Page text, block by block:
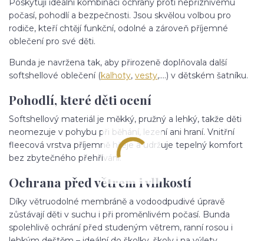
Poskytují ideální kombinaci ochrany proti nepříznivému
počasí, pohodlí a bezpečnosti. Jsou skvělou volbou pro
rodiče, kteří chtějí funkční, odolné a zároveň příjemné
oblečení pro své děti.
Bunda je navržena tak, aby přirozeně doplňovala další
softshellové oblečení (kalhoty, vesty,....) v dětském šatníku.
Pohodlí, které děti ocení
Softshellový materiál je měkký, pružný a lehký, takže děti
neomezuje v pohybu při běhání, lezení ani hraní. Vnitřní
fleecová vrstva příjemně hřeje a udržuje tepelný komfort
bez zbytečného přehřívání.
Ochrana před větrem i vlhkostí
Díky větruodolné membráně a vodoodpudivé úpravě
zůstávají děti v suchu i při proměnlivém počasí. Bunda
spolehlivě ochrání před studeným větrem, ranní rosou i